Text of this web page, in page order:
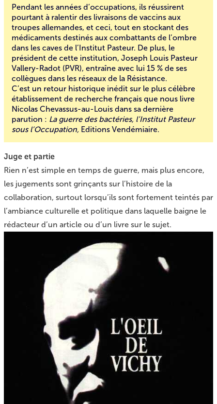
Pendant les années d’occupations, ils réussirent
pourtant à ralentir des livraisons de vaccins aux
troupes allemandes, et ceci, tout en stockant des
médicaments destinés aux combattants de l’ombre
dans les caves de l’Institut Pasteur. De plus, le
président de cette institution, Joseph Louis Pasteur
Vallery-Radot (PVR), entraîne avec lui 15 % de ses
collègues dans les réseaux de la Résistance.
C’est un retour historique inédit sur le plus célèbre
établissement de recherche français que nous livre
Nicolas Chevassus-au-Louis dans sa dernière
parution : La guerre des bactéries, l’Institut Pasteur
sous l’Occupation, Editions Vendémiaire.
Juge et partie
Rien n’est simple en temps de guerre, mais plus encore,
les jugements sont grinçants sur l’histoire de la
collaboration, surtout lorsqu’ils sont fortement teintés par
l’ambiance culturelle et politique dans laquelle baigne le
rédacteur d’un article ou d’un livre sur le sujet.